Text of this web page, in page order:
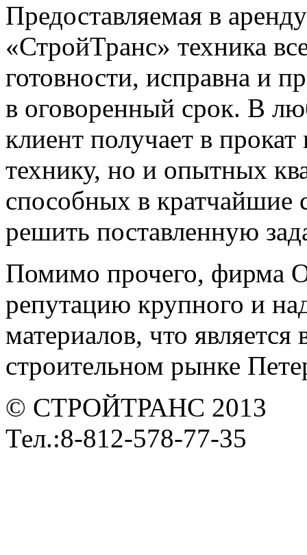
Предоставляемая в
«СтройТранс» техника
готовности, исправна и
в оговоренный срок. В
клиент получает в
технику, но и опытных
способных в
решить поставленную
Помимо прочего, фирма
репутацию крупного и
материалов, что
строительном рынке
© СТРОЙТРАНС 2013
Тел.:8-812-578-77-35